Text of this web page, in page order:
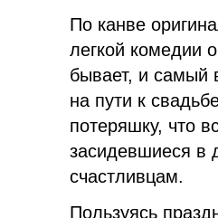
По канве
легкой комедии
бывает, и самый
на пути к
потеряшку, что
засидевшиеся в
счастливцам.
Пользуясь